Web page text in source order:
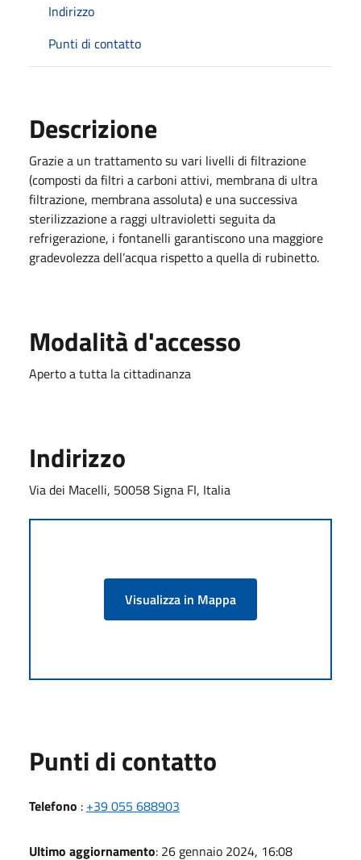
Indirizzo
Punti di contatto
Descrizione
Grazie a un trattamento su vari livelli di filtrazione
(composti da filtri a carboni attivi, membrana di ultra
filtrazione, membrana assoluta) e una successiva
sterilizzazione a raggi ultravioletti seguita da
refrigerazione, i fontanelli garantiscono una maggiore
gradevolezza dell’acqua rispetto a quella di rubinetto.
Modalità d'accesso
Aperto a tutta la cittadinanza
Indirizzo
Via dei Macelli, 50058 Signa FI, Italia
Visualizza in Mappa
Punti di contatto
Telefono : +39 055 688903
Ultimo aggiornamento: 26 gennaio 2024, 16:08